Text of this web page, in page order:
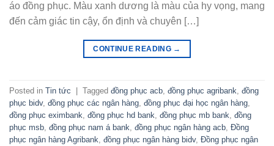
áo đồng phục. Màu xanh dương là màu của hy vọng, mang
đến cảm giác tin cậy, ổn định và chuyên […]
CONTINUE READING →
Posted in Tin tức | Tagged đồng phục acb đồng phục agribank đồng
phục bidv, đồng phục các ngân hàng đồng phục đại học ngân hàng
đồng phục eximbank đồng phục hd bank đồng phục mb bank đồng
phục msb đồng phục nam á bank đồng phục ngân hàng acb Đồng
phục ngân hàng Agribank đồng phục ngân hàng bidv, Đồng phục ngân